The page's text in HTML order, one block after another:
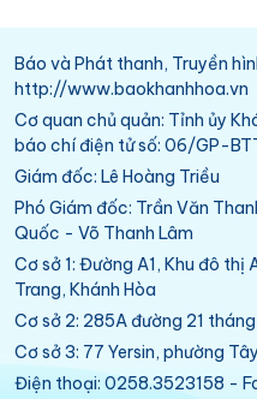
Báo và Phát thanh, Truyền
http://www.baokhanhhoa.vn
Cơ quan chủ quản: Tỉnh ủy
báo chí điện tử số: 06/GP-
Giám đốc: Lê Hoàng Triều
Phó Giám đốc: Trần Văn
Quốc - Võ Thanh Lâm
Cơ sở 1: Đường A1, Khu đô thị
Trang, Khánh Hòa
Cơ sở 2: 285A đường 21
Cơ sở 3: 77 Yersin, phường
Điện thoại: 0258.3523158 -